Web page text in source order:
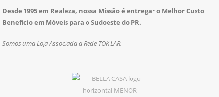
Desde 1995 em Realeza, nossa Missão é entregar o Melhor Custo
Benefício em Móveis para o Sudoeste do PR.
Somos uma Loja Associada a Rede TOK LAR.